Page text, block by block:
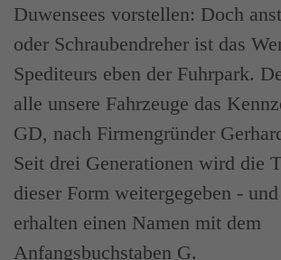
Duwensees vorstellen: Doch
oder Schraubendreher ist das
Spediteurs eben der Fuhrpark.
alle unsere Fahrzeuge das
GD, nach Firmengründer
Seit drei Generationen wird die
dieser Form weitergegeben -
erhalten einen Namen mit dem
Anfangsbuchstaben G.